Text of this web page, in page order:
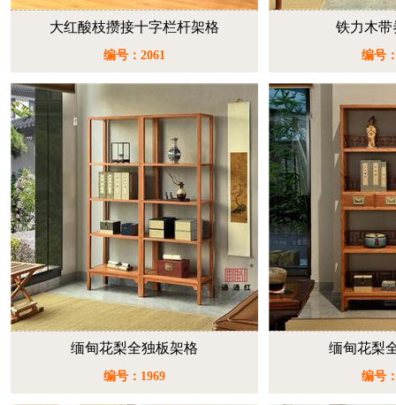
大红酸枝攒接十字栏杆架格
编号：2061
铁力木带
编号
缅甸花梨全独板架格
编号：1969
缅甸花梨
编号